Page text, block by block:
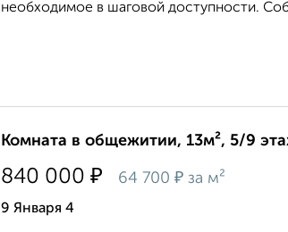
необходимое в шаговой доступности.
Комната в общежитии, 13м², 5/9
840 000 ₽ 64 700 ₽ за м²
9 Января 4